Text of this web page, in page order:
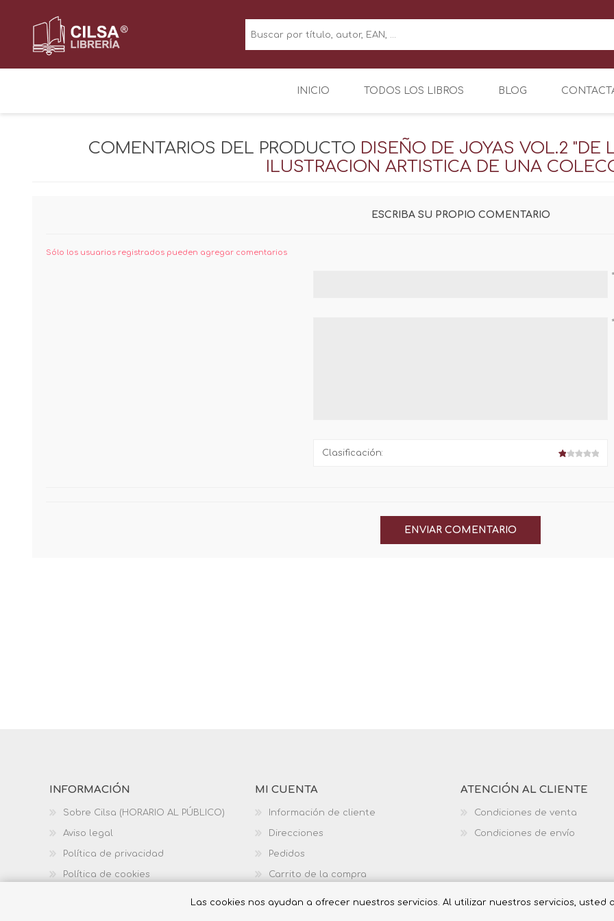
INICIO TODOS LOS LIBROS BLOG
COMENTARIOS DEL PRODUCTO DISEÑO DE JOYAS VOL.2 "DE
ILUSTRACION ARTISTICA DE UNA
ESCRIBA SU PROPIO COMENTARIO
Sólo los usuarios registrados pueden agregar comentarios
Clasificación:
INFORMACIÓN
Sobre Cilsa (HORARIO AL PÚBLICO)
Aviso legal
Política de privacidad
Política de cookies
MI CUENTA
Información de cliente
Direcciones
Pedidos
Carrito de la compra
ATENCIÓN AL CLIENTE
Condiciones de venta
Condiciones de envío
Las cookies nos ayudan a ofrecer nuestros servicios. Al utilizar nuestros servicios, usted